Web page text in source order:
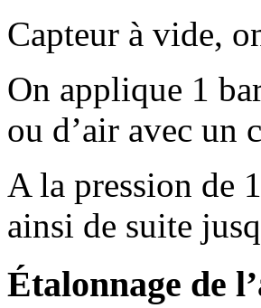
Capteur à vide,
On applique 1
ou d’air avec un
A la pression de
ainsi de suite
Étalonnage de